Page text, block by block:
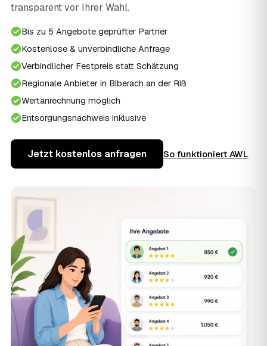
transparent vor Ihrer Wahl.
Bis zu 5 Angebote geprüfter Partner
Kostenlose & unverbindliche Anfrage
Verbindlicher Festpreis statt Schätzung
Regionale Anbieter in Biberach an der Riß
Wertanrechnung möglich
Entsorgungsnachweis inklusive
Jetzt kostenlos anfragen So funktioniert AWL